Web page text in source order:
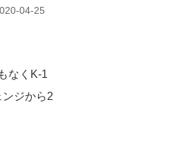
04-25
なくK-1
ジから2